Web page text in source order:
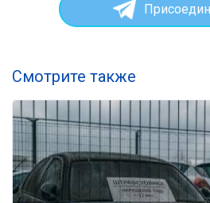
Смотрите также